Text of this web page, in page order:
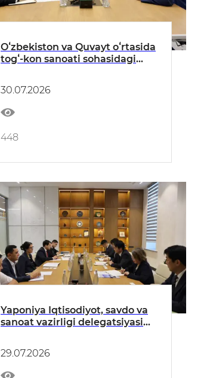
Oʻzbekiston va Quvayt oʻrtasida
togʻ-kon sanoati sohasidagi
30.07.2026
448
Yaponiya Iqtisodiyot, savdo va
sanoat vazirligi delegatsiyasi
29.07.2026